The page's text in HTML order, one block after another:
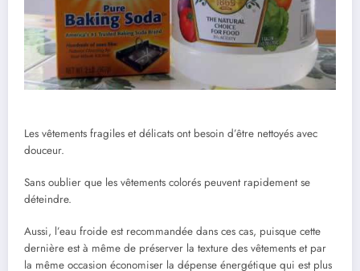
Les vêtements fragiles et délicats ont besoin d’être nettoyés avec
douceur.
Sans oublier que les vêtements colorés peuvent rapidement se
déteindre.
Aussi, l’eau froide est recommandée dans ces cas, puisque cette
dernière est à même de préserver la texture des vêtements et par
la même occasion économiser la dépense énergétique qui est plus